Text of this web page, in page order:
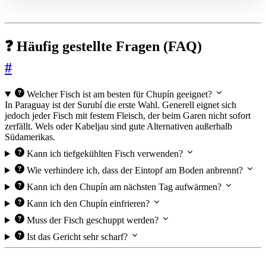
❓ Häufig gestellte Fragen (FAQ)
#
Welcher Fisch ist am besten für Chupín geeignet?
In Paraguay ist der Surubí die erste Wahl. Generell eignet sich
jedoch jeder Fisch mit festem Fleisch, der beim Garen nicht sofort
zerfällt. Wels oder Kabeljau sind gute Alternativen außerhalb
Südamerikas.
Kann ich tiefgekühlten Fisch verwenden?
Wie verhindere ich, dass der Eintopf am Boden anbrennt?
Kann ich den Chupín am nächsten Tag aufwärmen?
Kann ich den Chupín einfrieren?
Muss der Fisch geschuppt werden?
Ist das Gericht sehr scharf?